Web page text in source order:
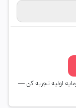
اولیه تجربه کن —